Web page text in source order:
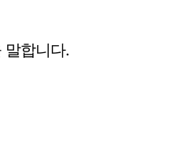
말합니다.